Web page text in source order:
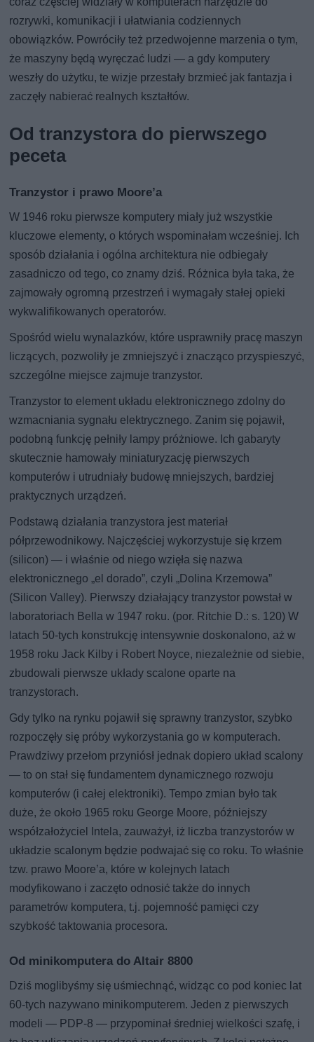
rozrywki, komunikacji i ułatwiania codziennych
obowiązków. Powróciły też przedwojenne marzenia o tym,
że maszyny będą wyręczać ludzi — a gdy komputery
weszły do użytku, te wizje przestały brzmieć jak fantazja i
zaczęły nabierać realnych kształtów.
Od tranzystora do pierwszego
peceta
Tranzystor i prawo Moore’a
W 1946 roku pierwsze komputery miały już wszystkie
kluczowe elementy, o których wspominałam wcześniej. Ich
sposób działania i ogólna architektura nie odbiegały
zasadniczo od tego, co znamy dziś. Różnica była taka, że
zajmowały ogromną przestrzeń i wymagały stałej opieki
wykwalifikowanych operatorów.
Spośród wielu wynalazków, które usprawniły pracę maszyn
liczących, pozwoliły je zmniejszyć i znacząco przyspieszyć,
szczególne miejsce zajmuje tranzystor.
Tranzystor to element układu elektronicznego zdolny do
wzmacniania sygnału elektrycznego. Zanim się pojawił,
podobną funkcję pełniły lampy próżniowe. Ich gabaryty
skutecznie hamowały miniaturyzację pierwszych
komputerów i utrudniały budowę mniejszych, bardziej
praktycznych urządzeń.
Podstawą działania tranzystora jest materiał
półprzewodnikowy. Najczęściej wykorzystuje się krzem
(silicon) — i właśnie od niego wzięła się nazwa
elektronicznego „el dorado”, czyli „Dolina Krzemowa”
(Silicon Valley). Pierwszy działający tranzystor powstał w
laboratoriach Bella w 1947 roku. (por. Ritchie D.: s. 120) W
latach 50-tych konstrukcję intensywnie doskonalono, aż w
1958 roku Jack Kilby i Robert Noyce, niezależnie od siebie,
zbudowali pierwsze układy scalone oparte na
tranzystorach.
Gdy tylko na rynku pojawił się sprawny tranzystor, szybko
rozpoczęły się próby wykorzystania go w komputerach.
Prawdziwy przełom przyniósł jednak dopiero układ scalony
— to on stał się fundamentem dynamicznego rozwoju
komputerów (i całej elektroniki). Tempo zmian było tak
duże, że około 1965 roku George Moore, późniejszy
współzałożyciel Intela, zauważył, iż liczba tranzystorów w
układzie scalonym będzie podwajać się co roku. To właśnie
tzw. prawo Moore’a, które w kolejnych latach
modyfikowano i zaczęto odnosić także do innych
parametrów komputera, t.j. pojemność pamięci czy
szybkość taktowania procesora.
Od minikomputera do Altair 8800
Dziś moglibyśmy się uśmiechnąć, widząc co pod koniec lat
60-tych nazywano minikomputerem. Jeden z pierwszych
modeli — PDP-8 — przypominał średniej wielkości szafę, i